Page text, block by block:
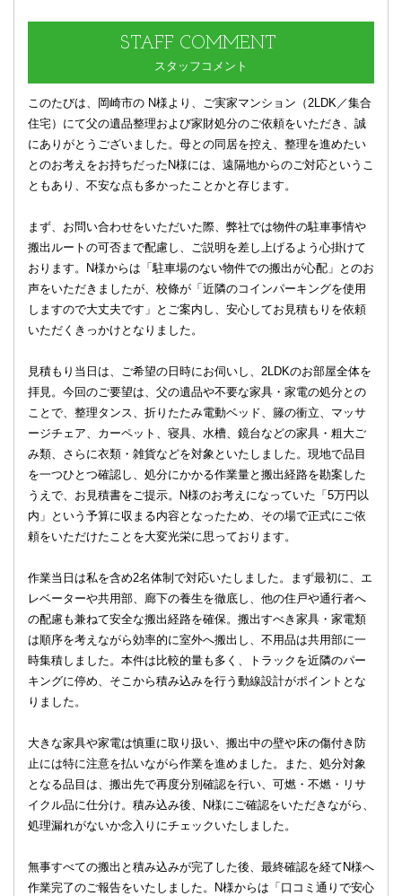
STAFF COMMENT
スタッフコメント
このたびは、岡崎市の N様より、ご実家マンション（2LDK／集合
住宅）にて父の遺品整理および家財処分のご依頼をいただき、誠
にありがとうございました。母との同居を控え、整理を進めたい
とのお考えをお持ちだったN様には、遠隔地からのご対応というこ
ともあり、不安な点も多かったことかと存じます。
まず、お問い合わせをいただいた際、弊社では物件の駐車事情や
搬出ルートの可否まで配慮し、ご説明を差し上げるよう心掛けて
おります。N様からは「駐車場のない物件での搬出が心配」とのお
声をいただきましたが、校條が「近隣のコインパーキングを使用
しますので大丈夫です」とご案内し、安心してお見積もりを依頼
いただくきっかけとなりました。
見積もり当日は、ご希望の日時にお伺いし、2LDKのお部屋全体を
拝見。今回のご要望は、父の遺品や不要な家具・家電の処分との
ことで、整理タンス、折りたたみ電動ベッド、籐の衝立、マッサ
ージチェア、カーペット、寝具、水槽、鏡台などの家具・粗大ご
み類、さらに衣類・雑貨などを対象といたしました。現地で品目
を一つひとつ確認し、処分にかかる作業量と搬出経路を勘案した
うえで、お見積書をご提示。N様のお考えになっていた「5万円以
内」という予算に収まる内容となったため、その場で正式にご依
頼をいただけたことを大変光栄に思っております。
作業当日は私を含め2名体制で対応いたしました。まず最初に、エ
レベーターや共用部、廊下の養生を徹底し、他の住戸や通行者へ
の配慮も兼ねて安全な搬出経路を確保。搬出すべき家具・家電類
は順序を考えながら効率的に室外へ搬出し、不用品は共用部に一
時集積しました。本件は比較的量も多く、トラックを近隣のパー
キングに停め、そこから積み込みを行う動線設計がポイントとな
りました。
大きな家具や家電は慎重に取り扱い、搬出中の壁や床の傷付き防
止には特に注意を払いながら作業を進めました。また、処分対象
となる品目は、搬出先で再度分別確認を行い、可燃・不燃・リサ
イクル品に仕分け。積み込み後、N様にご確認をいただきながら、
処理漏れがないか念入りにチェックいたしました。
無事すべての搬出と積み込みが完了した後、最終確認を経てN様へ
作業完了のご報告をいたしました。N様からは「口コミ通りで安心